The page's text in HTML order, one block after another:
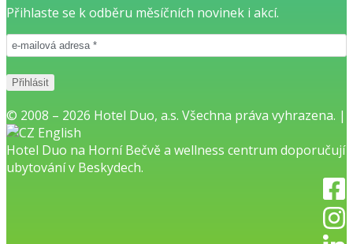
Přihlaste se k odběru měsíčních novinek i akcí.
© 2008 – 2026 Hotel Duo, a.s. Všechna práva vyhrazena. |
English
Hotel Duo na Horní Bečvěa wellness centrum doporučují
ubytování v Beskydech.